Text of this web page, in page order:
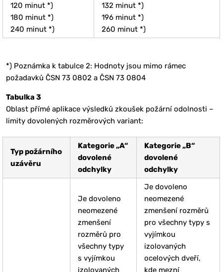
120 minut *)
180 minut *)
240 minut *)
132 minut *)
196 minut *)
260 minut *)
*) Poznámka k tabulce 2: Hodnoty jsou mimo rámec
požadavků ČSN 73 0802 a ČSN 73 0804
Tabulka 3
Oblast přímé aplikace výsledků zkoušek požární odolnosti –
limity dovolených rozměrových variant:
Typ požárního
uzávěru
Kategorie „A“
dovolené
odchylky
Kategorie „B“
dovolené
odchylky
Je dovoleno
neomezené
zmenšení
rozměrů pro
všechny typy
s vyjímkou
Je dovoleno
neomezené
zmenšení rozměrů
pro všechny typy s
vyjímkou
izolovaných
ocelových dveří,